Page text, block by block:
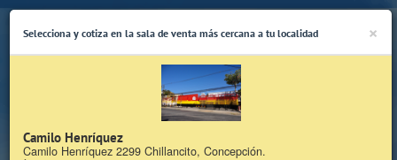
×
Selecciona y cotiza en la sala de venta más cercana a tu localidad
Camilo Henríquez
Camilo Henríquez 2299 Chillancito, Concepción.